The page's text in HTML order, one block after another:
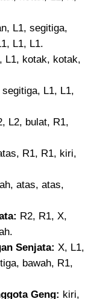
L1, segitiga,
L1, L1.
L1, kotak, kotak,
segitiga, L1, L1,
L2, bulat, R1,
R1, R1, kiri,
atas, atas,
R2, R1, X,
Senjata: X, L1,
bawah, R1,
Geng: kiri,